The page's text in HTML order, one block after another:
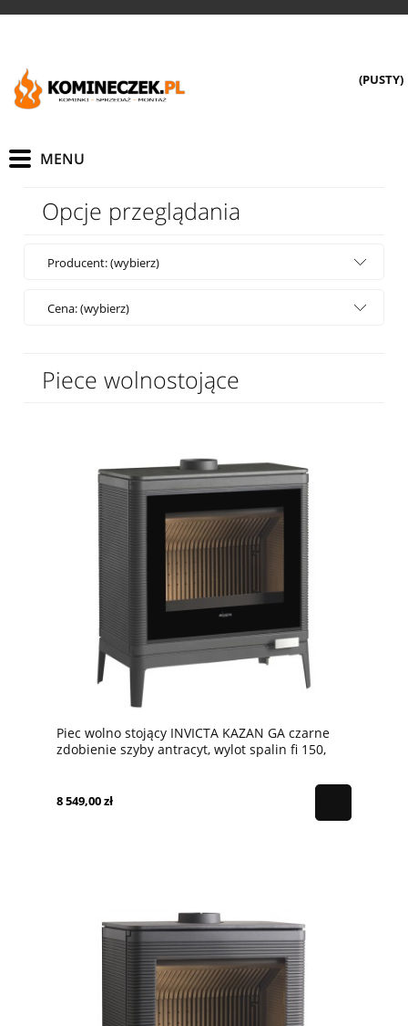
(PUSTY)
Opcje przeglądania
Producent: (wybierz)
Cena: (wybierz)
Piece wolnostojące
Piec wolno stojący INVICTA KAZAN GA czarne
zdobienie szyby antracyt, wylot spalin fi 150,
8 549,00 zł